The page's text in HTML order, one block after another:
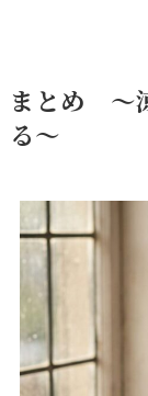
まとめ 〜
る〜